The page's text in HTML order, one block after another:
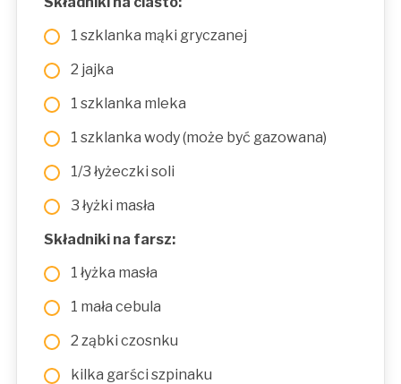
1 szklanka mąki gryczanej
2 jajka
1 szklanka mleka
1 szklanka wody (może być gazowana)
1/3 łyżeczki soli
3 łyżki masła
Składniki na farsz:
1 łyżka masła
1 mała cebula
2 ząbki czosnku
kilka garści szpinaku